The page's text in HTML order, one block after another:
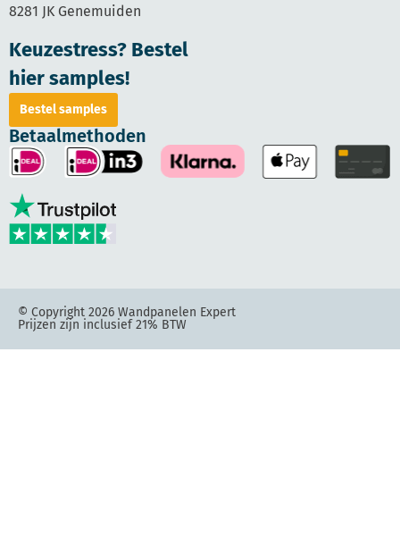
8281 JK Genemuiden
Keuzestress? Bestel
hier samples!
Bestel samples
Betaalmethoden
© Copyright 2026 Wandpanelen Expert
Prijzen zijn inclusief 21% BTW